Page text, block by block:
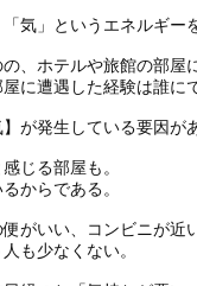
気」というエネルギー
、ホテルや旅館の部
に遭遇した経験は誰に
が発生している要因が
じる部屋も。
からである。
がいい、コンビニが
も少なくない。